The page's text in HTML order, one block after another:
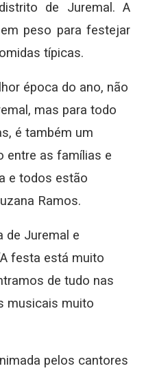
de Juremal. A
peso para festejar
típicas.
época do ano, não
mas para todo
é também um
entre as famílias e
e todos estão
Ramos.
de Juremal e
festa está muito
de tudo nas
musicais muito
pelos cantores